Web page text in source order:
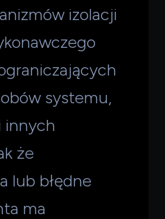
izolacji
systemu,
innych
że
lub błędne
ma